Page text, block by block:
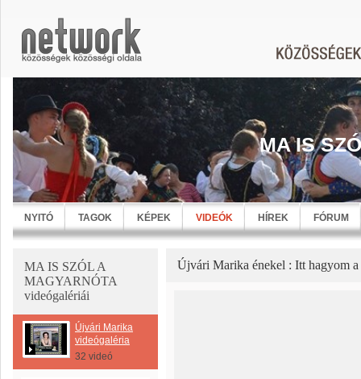
MA IS
NYITÓ TAGOK KÉPEK VIDEÓK HÍREK FÓRUM
MA IS SZÓL A
MAGYARNÓTA
videógalériái
Újvári Marika
videógaléria
32 videó
Újvári Marika énekel : Itt hagyom a